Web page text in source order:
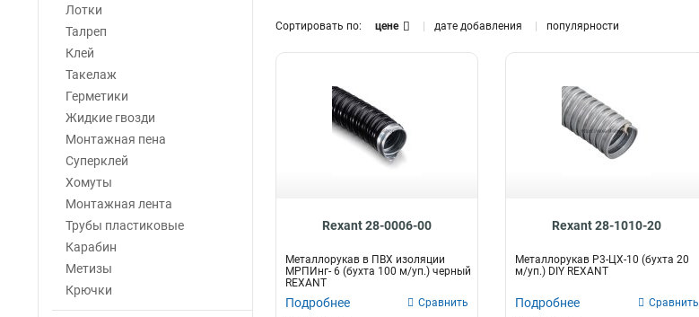
Лотки
Талреп
Клей
Такелаж
Герметики
Жидкие гвозди
Монтажная пена
Суперклей
Хомуты
Монтажная лента
Трубы пластиковые
Карабин
Метизы
Крючки
22 6
Сортировать по: цене дате добавления популярности
Rexant 28-0006-00
Металлорукав в ПВХ изоляции
МРПИнг- 6 (бухта 100 м/уп.) черный
REXANT
Подробнее Сравнить
Rexant 28-1010-20
Металлорукав Р3-ЦХ-10 (бухта 20
м/уп.) DIY REXANT
Подробнее Сравнить